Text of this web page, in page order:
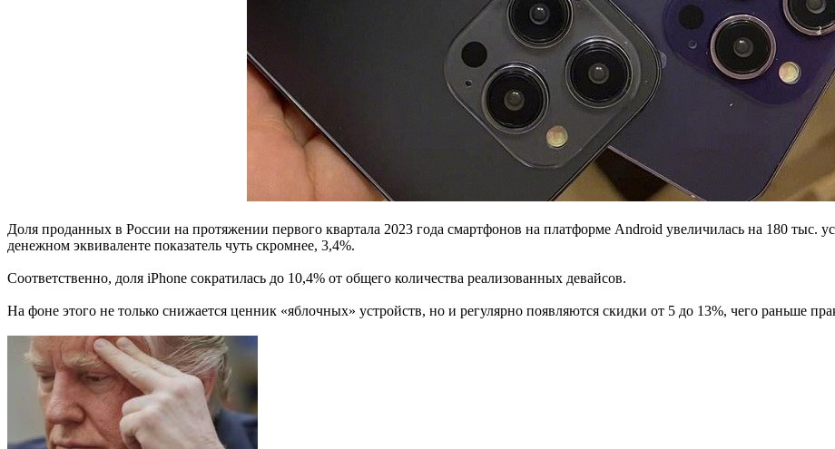
Доля проданных в России на протяжении первого квартала 2023 года смартфонов на платформе Android увеличилась на 180 тыс.
денежном эквиваленте показатель чуть скромнее, 3,4%.
Соответственно, доля iPhone сократилась до 10,4% от общего количества реализованных девайсов.
На фоне этого не только снижается ценник «яблочных» устройств, но и регулярно появляются скидки от 5 до 13%, чего раньше